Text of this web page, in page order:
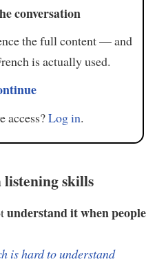
conversation
the full content — and
is actually used.
access?Log in.
skills
understand it when people
is hard to understand